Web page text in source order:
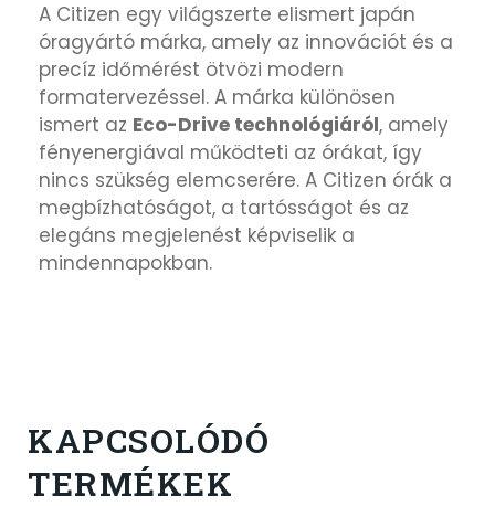
A Citizen egy világszerte elismert japán
óragyártó márka, amely az innovációt és a
precíz időmérést ötvözi modern
formatervezéssel. A márka különösen
ismert az Eco-Drive technológiáról, amely
fényenergiával működteti az órákat, így
nincs szükség elemcserére. A Citizen órák a
megbízhatóságot, a tartósságot és az
elegáns megjelenést képviselik a
mindennapokban.
KAPCSOLÓDÓ
TERMÉKEK